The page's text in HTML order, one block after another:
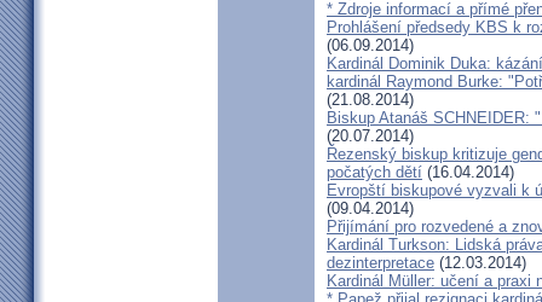
* Zdroje informací a přímé
Prohlášení předsedy KBS k
(06.09.2014)
Kardinál Dominik Duka:
kardinál Raymond Burke:
(21.08.2014)
Biskup Atanáš
(20.07.2014)
Řezenský biskup kritizuje
počatých dětí (16.04.2014)
Evropští biskupové vyzvali k
(09.04.2014)
Přijímání pro rozvedené a
Kardinál Turkson: Lidská
dezinterpretace (12.03.2014)
Kardinál Müller: učení a praxi